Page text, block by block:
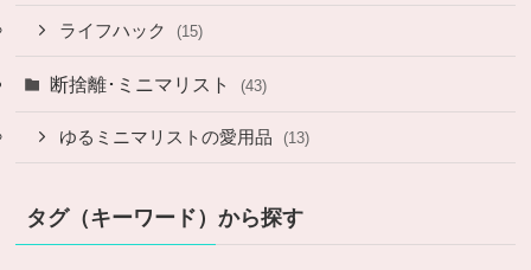
ライフハック (15)
断捨離･ミニマリスト (43)
ゆるミニマリストの愛用品 (13)
タグ（キーワード）から探す